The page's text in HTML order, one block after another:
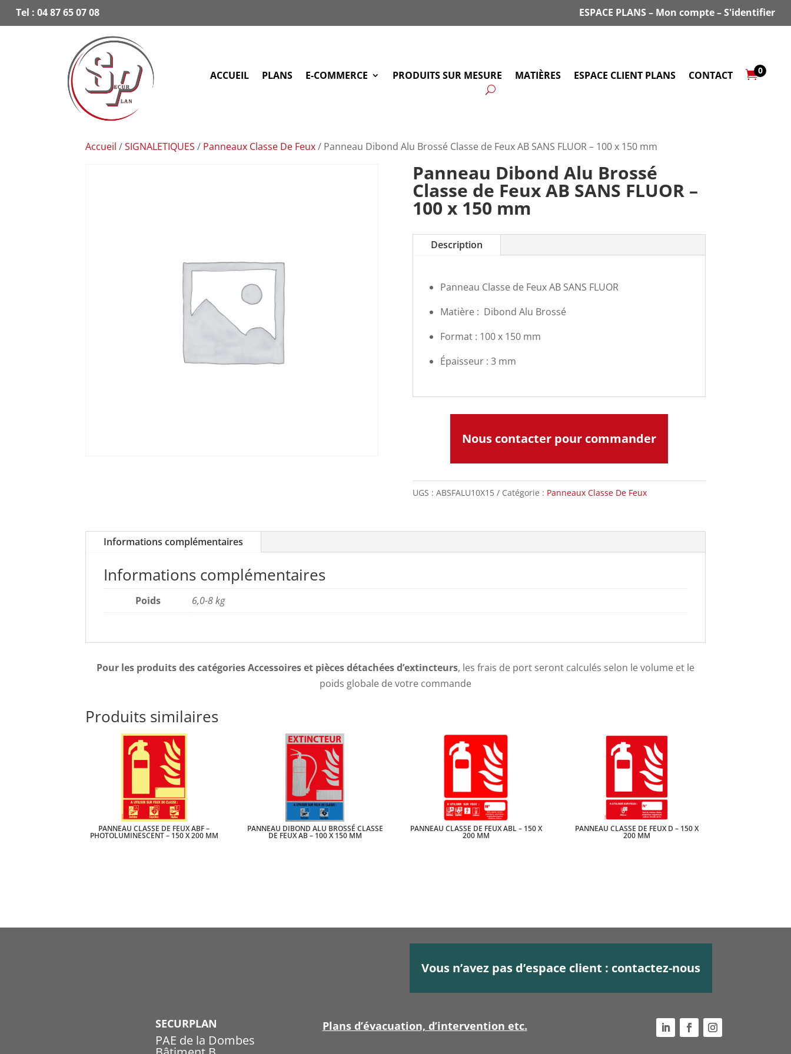
Tel : 04 87 65 07 08 ESPACE PLANS– Mon compte–S'identifier
ACCUEIL PLANS E-COMMERCE PRODUITS SUR MESURE MATIÈRES ESPACE CLIENT PLANS CONTACT 0
Accueil /SIGNALETIQUES / Panneaux Classe De Feux/ Panneau Dibond Alu Brossé Classe de Feux AB SANS FLUOR – 100 x 150 mm
Panneau Dibond Alu Brossé
Classe de Feux AB SANS FLUOR –
100 x 150 mm
Description
Panneau Classe de Feux AB SANS FLUOR
Matière : Dibond Alu Brossé
Format : 100 x 150 mm
Épaisseur : 3 mm
Nous contacter pour commander
UGS : ABSFALU10X15 Catégorie : Panneaux Classe De Feux
Informations complémentaires
Informations complémentaires
Poids 6,0-8 kg
Pour les produits des catégories Accessoires et pièces détachées d’extincteurs, les frais de port seront calculés selon le volume et le
poids globale de votre commande
Produits similaires
PANNEAU CLASSE DE FEUX ABF –
PHOTOLUMINESCENT – 150 X 200 MM
PANNEAU DIBOND ALU BROSSÉ CLASSE
DE FEUX AB – 100 X 150 MM
PANNEAU CLASSE DE FEUX ABL – 150 X
200 MM
PANNEAU CLASSE DE FEUX D – 150 X
200 MM
Vous n’avez pas d’espace client : contactez-nous
SECURPLAN
PAE de la Dombes
Plans d’évacuation, d’intervention etc.